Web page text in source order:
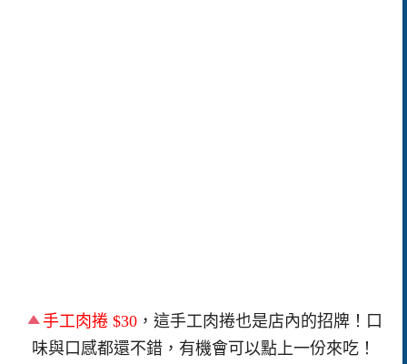
手工肉捲 $30 ，這手工肉捲也是店內的招牌！口
味與口感都還不錯，有機會可以點上一份來吃！